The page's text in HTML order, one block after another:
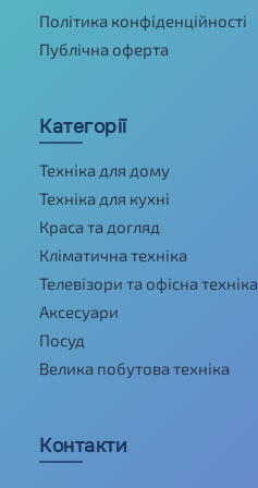
Політика конфіденційності
Публічна оферта
Категорії
Техніка для дому
Техніка для кухні
Краса та догляд
Кліматична техніка
Телевізори та офісна техніка
Аксесуари
Посуд
Велика побутова техніка
Контакти